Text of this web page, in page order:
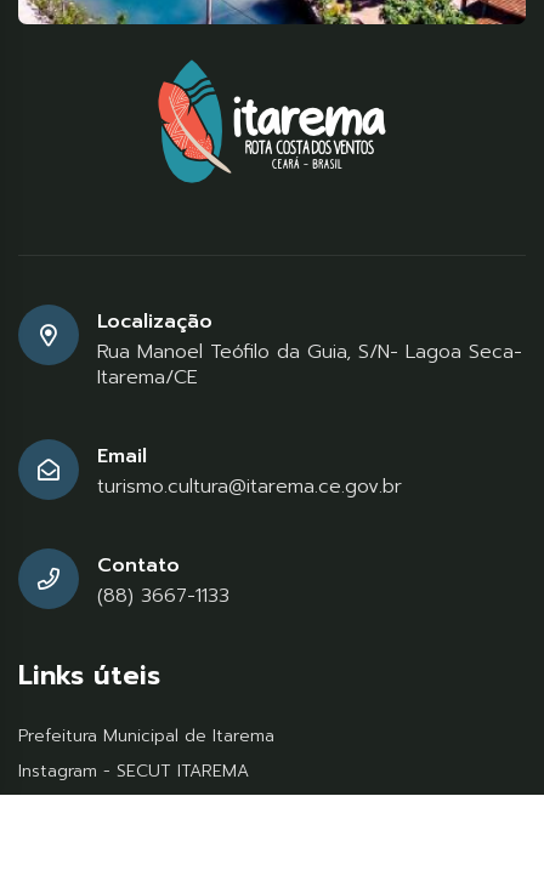
Localização
Rua Manoel Teófilo da Guia, S/N- Lagoa Seca-
Itarema/CE
Email
turismo.cultura@itarema.ce.gov.br
Contato
(88) 3667-1133
Links úteis
Prefeitura Municipal de Itarema
Instagram - SECUT ITAREMA